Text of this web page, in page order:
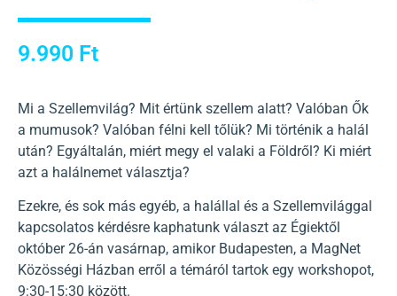
9.990 Ft
Mi a Szellemvilág? Mit értünk szellem alatt? Valóban Ők
a mumusok? Valóban félni kell tőlük? Mi történik a halál
után? Egyáltalán, miért megy el valaki a Földről? Ki miért
azt a halálnemet választja?
Ezekre, és sok más egyéb, a halállal és a Szellemvilággal
kapcsolatos kérdésre kaphatunk választ az Égiektől
október 26-án vasárnap, amikor Budapesten, a MagNet
Közösségi Házban erről a témáról tartok egy workshopot,
9:30-15:30 között.